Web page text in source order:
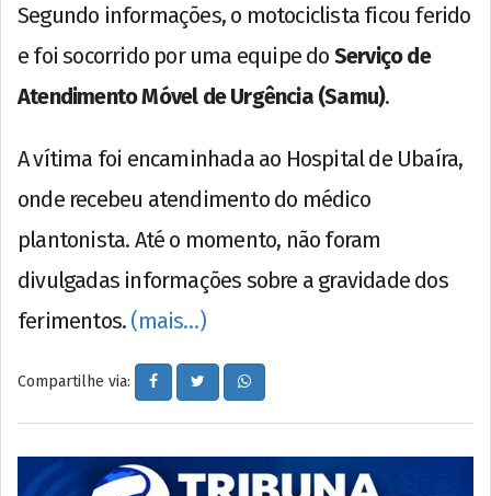
Segundo informações, o motociclista ficou ferido
e foi socorrido por uma equipe do Serviço de
Atendimento Móvel de Urgência (Samu).
A vítima foi encaminhada ao Hospital de Ubaíra,
onde recebeu atendimento do médico
plantonista. Até o momento, não foram
divulgadas informações sobre a gravidade dos
ferimentos. (mais…)
Compartilhe via: